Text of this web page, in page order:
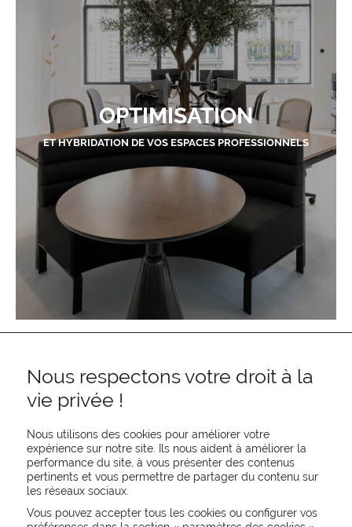
OPTIMISATION
ET HYBRIDATION DE VOS ESPACES PROFESSIONNELS
REJOIGNEZ-NOUS
CONTACTEZ-NOUS
Nous respectons votre droit à la
vie privée !
Nous utilisons des cookies pour améliorer votre
expérience sur notre site. Ils nous aident à améliorer la
performance du site, à vous présenter des contenus
pertinents et vous permettre de partager du contenu sur
les réseaux sociaux.
Vous pouvez accepter tous les cookies ou configurer vos